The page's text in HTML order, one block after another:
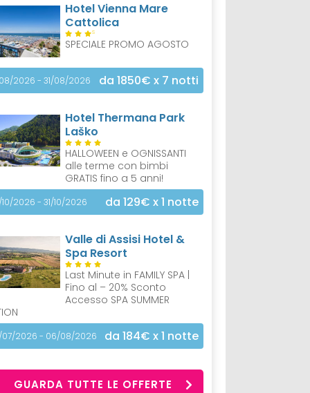
Hotel Vienna Mare
Cattolica
S
SPECIALE PROMO AGOSTO
2026 - 31/08/2026 da 1850€ x 7 notti
Hotel Thermana Park
Laško
HALLOWEEN e OGNISSANTI
alle terme con bimbi
GRATIS fino a 5 anni!
2026 - 31/10/2026 da 129€ x 1 notte
Valle di Assisi Hotel &
Spa Resort
Last Minute in FAMILY SPA |
Fino al – 20% Sconto
Accesso SPA SUMMER
07/2026 - 06/08/2026 da 184€ x 1 notte
GUARDA TUTTE LE OFFERTE